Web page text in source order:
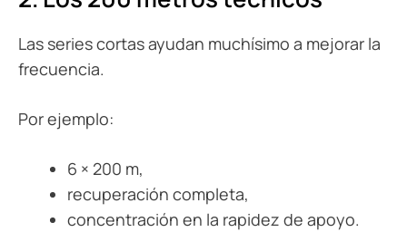
Las series cortas ayudan muchísimo a mejorar la
frecuencia.
Por ejemplo:
6 × 200 m,
recuperación completa,
concentración en la rapidez de apoyo.